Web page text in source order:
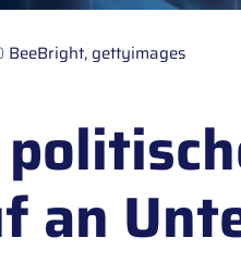
gettyimages
an